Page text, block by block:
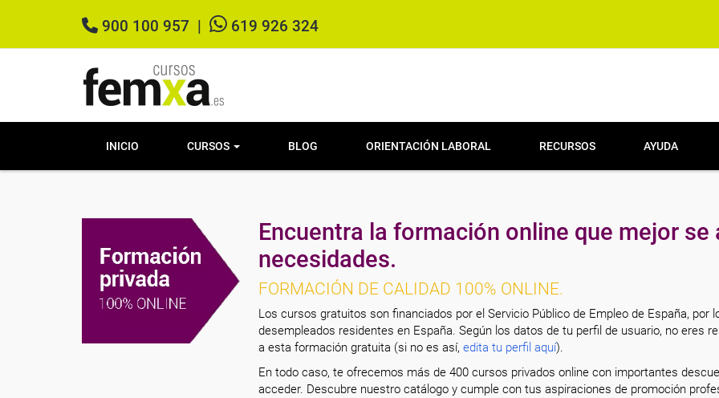
900 100 957 619 926 324
INICIO CURSOS BLOG ORIENTACIÓN LABORAL RECURSOS AYUDA
Encuentra la formación online que mejor se
necesidades.
FORMACIÓN DE CALIDAD 100% ONLINE.
Los cursos gratuitos son financiados por el Servicio Público de Empleo de España, por
desempleados residentes en España. Según los datos de tu perfil de usuario, no eres
a esta formación gratuita (si no es así, edita tu perfil aquí).
En todo caso, te ofrecemos más de 400 cursos privados online con importantes
acceder. Descubre nuestro catálogo y cumple con tus aspiraciones de promoción